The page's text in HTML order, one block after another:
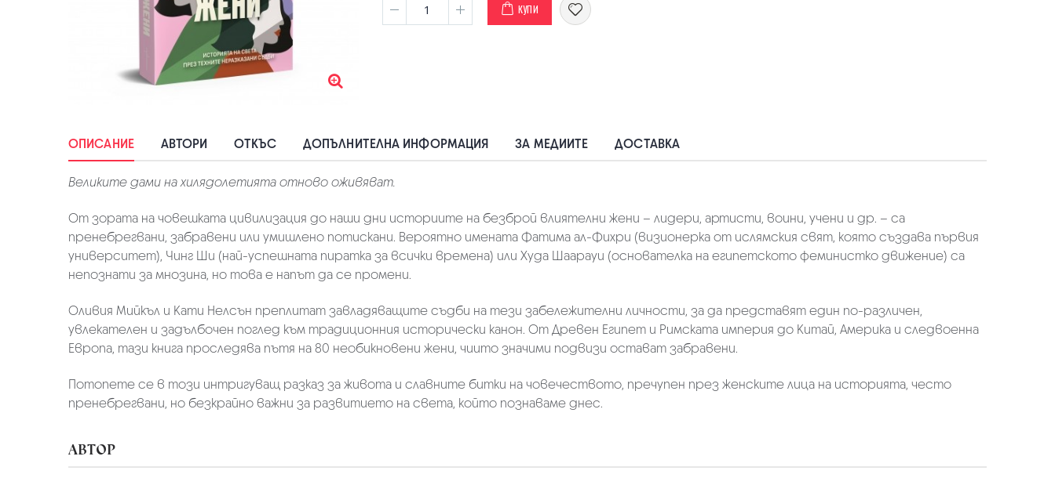
КУПИ
ОПИСАНИЕ АВТОРИ ОТКЪС ДОПЪЛНИТЕЛНА ИНФОРМАЦИЯ ЗА МЕДИИТЕ ДОСТАВКА
Великите дами на хилядолетията отново оживяват.
От зората на човешката цивилизация до наши дни историите на безброй влиятелни жени – лидери, артисти, воини, учени и др. – са
пренебрегвани, забравени или умишлено потискани. Вероятно имената Фатима ал-Фихри (визионерка от ислямския свят, която създава първия
университет), Чинг Ши (най-успешната пиратка за всички времена) или Худа Шаарауи (основателка на египетското феминистко движение) са
непознати за мнозина, но това е напът да се промени.
Оливия Мийкъл и Кати Нелсън преплитат завладяващите съдби на тези забележителни личности, за да представят един по-различен,
увлекателен и задълбочен поглед към традиционния исторически канон. От Древен Египет и Римската империя до Китай, Америка и следвоенна
Европа, тази книга проследява пътя на 80 необикновени жени, чиито значими подвизи остават забравени.
Потопете се в този интригуващ разказ за живота и славните битки на човечеството, пречупен през женските лица на историята, често
пренебрегвани, но безкрайно важни за развитието на света, който познаваме днес.
АВТОР